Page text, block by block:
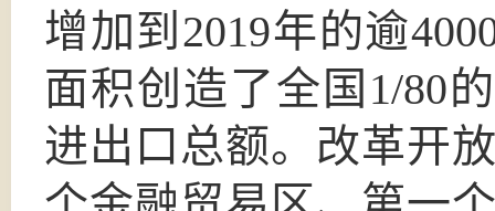
增加到2019年的逾
面积创造了全国1/80
进出口总额。改革开